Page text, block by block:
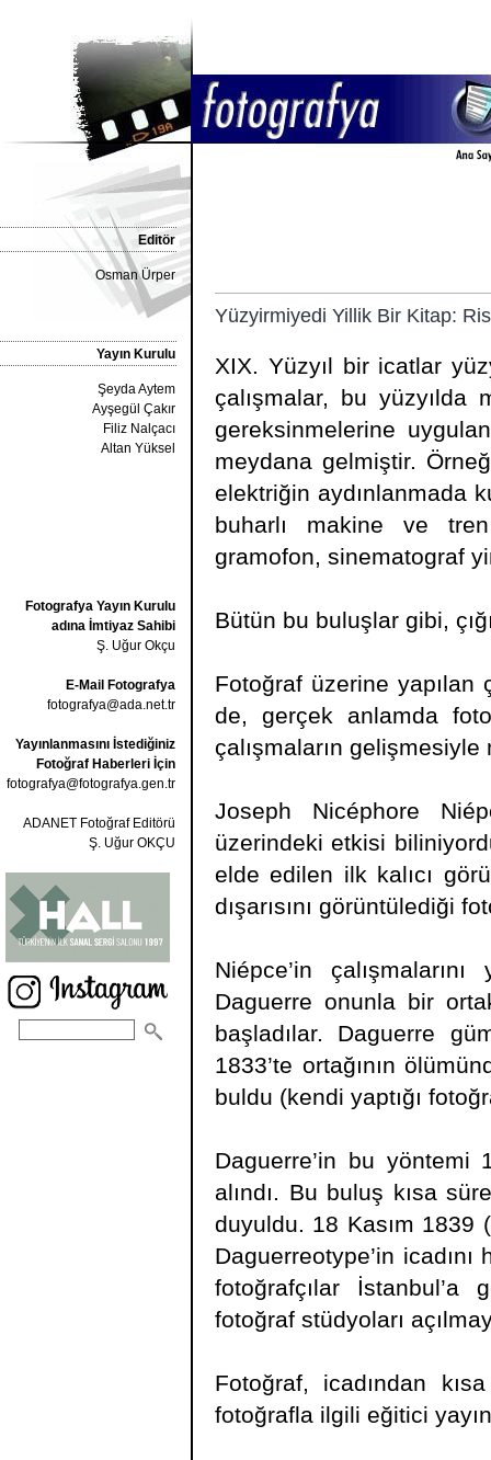
Editör
Osman Ürper
Yayın Kurulu
Şeyda Aytem
Ayşegül Çakır
Filiz Nalçacı
Altan Yüksel
Fotografya Yayın Kurulu
adına İmtiyaz Sahibi
Ş. Uğur Okçu
E-Mail Fotografya
fotografya@ada.net.tr
Yayınlanmasını İstediğiniz
Fotoğraf Haberleri İçin
fotografya@fotografya.gen.tr
ADANET Fotoğraf Editörü
Ş. Uğur OKÇU
Yüzyirmiyedi Yillik Bir Kitap:
XIX. Yüzyıl bir icatlar
çalışmalar, bu yüzyılda
gereksinmelerine
meydana gelmiştir.
elektriğin aydınlanmada
buharlı makine ve tren
gramofon, sinematograf
Bütün bu buluşlar gibi,
Fotoğraf üzerine yapılan
de, gerçek anlamda
çalışmaların
Joseph Nicéphore
üzerindeki etkisi
elde edilen ilk kalıcı
dışarısını görüntülediği
Niépce’in
Daguerre onunla bir
başladılar. Daguerre
1833’te ortağının
buldu (kendi yaptığı
Daguerre’in bu yöntemi
alındı. Bu buluş kısa
duyuldu. 18 Kasım 1839
Daguerreotype’in
fotoğrafçılar İstanbul’a
fotoğraf stüdyoları
Fotoğraf, icadından
fotoğrafla ilgili eğitici